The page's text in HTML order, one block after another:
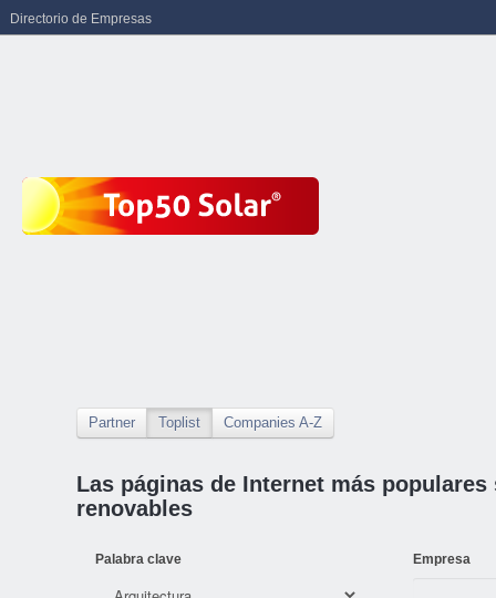
Partner Toplist Companies A-Z
Las páginas de Internet más populares
renovables
Palabra clave Empresa
Directorio de Empresas